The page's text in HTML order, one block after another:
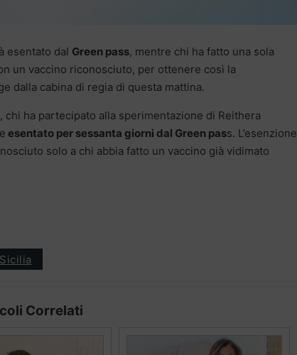
esentato dal Green pass, mentre chi ha fatto una sola
un vaccino riconosciuto, per ottenere così la
dalla cabina di regia di questa mattina.
ha partecipato alla sperimentazione di Reithera
esentato per sessanta giorni dal Green pass. L’esenzione
solo a chi abbia fatto un vaccino già vidimato
Correlati